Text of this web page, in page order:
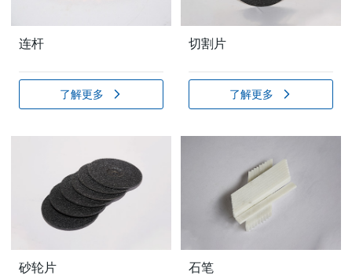
连杆
了解更多
切割片
了解更多
砂轮片 石笔